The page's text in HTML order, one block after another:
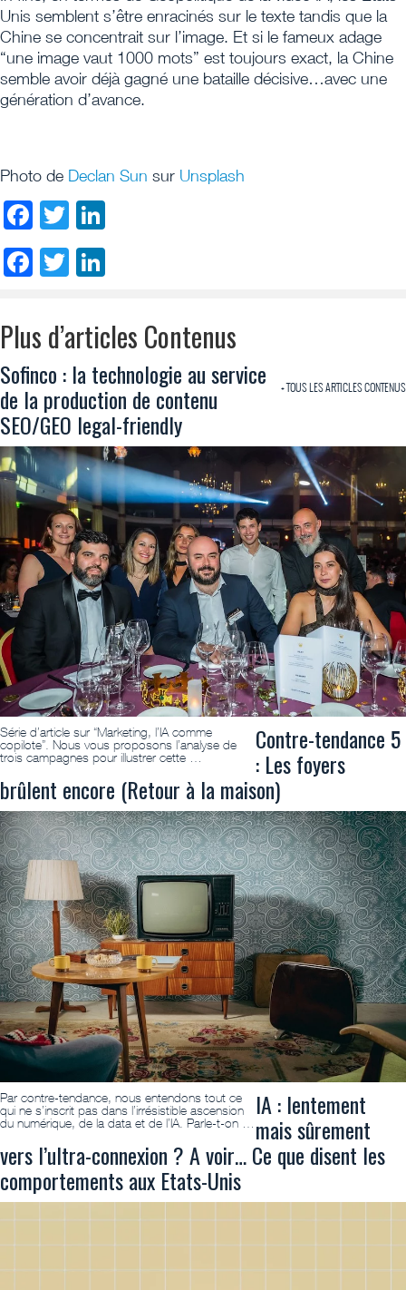
Unis semblent s’être enracinés sur le texte tandis que la
Chine se concentrait sur l’image. Et si le fameux adage
“une image vaut 1000 mots” est toujours exact, la Chine
semble avoir déjà gagné une bataille décisive…avec une
génération d’avance.
Photo de Declan Sun sur Unsplash
Facebook
Twitter
Facebook
Twitter
Plus d’articles Contenus
+ TOUS LES ARTICLES CONTENUS
Sofinco : la technologie au service
de la production de contenu
SEO/GEO legal-friendly
Série d’article sur “Marketing, l’IA comme
copilote”. Nous vous proposons l’analyse de
trois campagnes pour illustrer cette …
Contre-tendance 5
: Les foyers
brûlent encore (Retour à la maison)
Par contre-tendance, nous entendons tout ce
qui ne s’inscrit pas dans l’irrésistible ascension
du numérique, de la data et de l’IA. Parle-t-on …
IA : lentement
mais sûrement
vers l’ultra-connexion ? A voir… Ce que disent les
comportements aux Etats-Unis